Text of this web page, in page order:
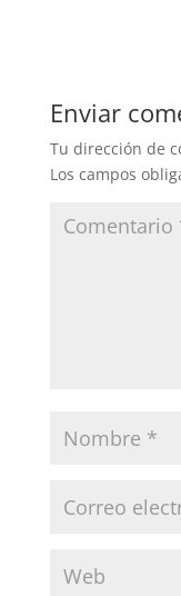
Enviar
Tu dirección de
Los campos